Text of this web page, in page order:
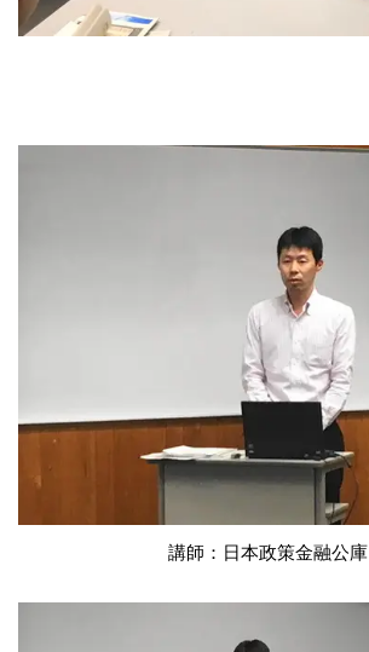
講師：日本政策金融公庫